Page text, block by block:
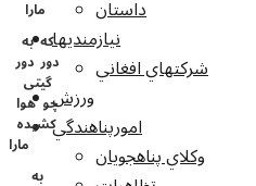
داستان
نيازمنديها
شرکتهاي افغاني
ورزش
امورپناهندگي
وکلاي پناهجويان
مارا
که به
دور دور
گیتی
چو هوا
کشیده
مارا
به